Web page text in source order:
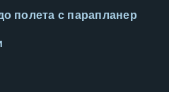
полета с парапланер